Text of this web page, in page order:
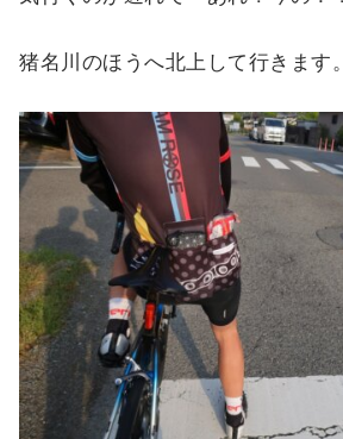
猪名川のほうへ北上して行きます。